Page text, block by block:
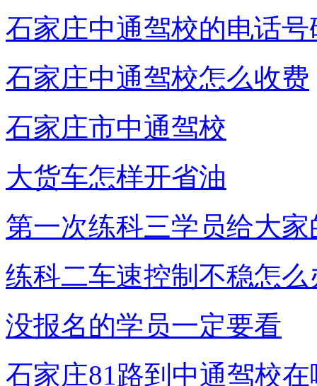
石家庄中通驾校的电话号
石家庄中通驾校怎么收费
石家庄市中通驾校
大货车怎样开省油
第一次练科三学员给大家
练科二车速控制不稳怎么
没报名的学员一定要看
石家庄81路到中通驾校